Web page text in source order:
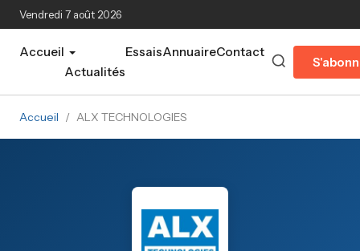
Aller au contenu principal
Vendredi 7 août 2026
Accueil
Actualités
EssaisAnnuaireContact
Accueil / ALX TECHNOLOGIES